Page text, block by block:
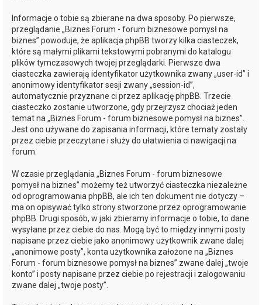
Informacje o tobie są zbierane na dwa sposoby. Po pierwsze,
przeglądanie „Biznes Forum - forum biznesowe pomysł na
biznes” powoduje, że aplikacja phpBB tworzy kilka ciasteczek,
które są małymi plikami tekstowymi pobranymi do katalogu
plików tymczasowych twojej przeglądarki. Pierwsze dwa
ciasteczka zawierają identyfikator użytkownika zwany „user-id” i
anonimowy identyfikator sesji zwany „session-id”,
automatycznie przyznane ci przez aplikację phpBB. Trzecie
ciasteczko zostanie utworzone, gdy przejrzysz chociaż jeden
temat na „Biznes Forum - forum biznesowe pomysł na biznes”.
Jest ono używane do zapisania informacji, które tematy zostały
przez ciebie przeczytane i służy do ułatwienia ci nawigacji na
forum.
W czasie przeglądania „Biznes Forum - forum biznesowe
pomysł na biznes” możemy też utworzyć ciasteczka niezależne
od oprogramowania phpBB, ale ich ten dokument nie dotyczy –
ma on opisywać tylko strony stworzone przez oprogramowanie
phpBB. Drugi sposób, w jaki zbieramy informacje o tobie, to dane
wysyłane przez ciebie do nas. Mogą być to między innymi posty
napisane przez ciebie jako anonimowy użytkownik zwane dalej
„anonimowe posty”, konta użytkownika założone na „Biznes
Forum - forum biznesowe pomysł na biznes” zwane dalej „twoje
konto” i posty napisane przez ciebie po rejestracji i zalogowaniu
zwane dalej „twoje posty”.